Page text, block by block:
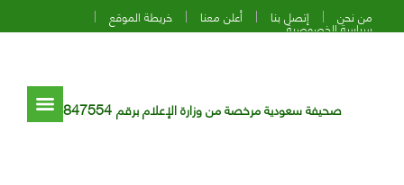
من نحن إتصل بنا أعلن معنا خريطة الموقع
سياسة الخصوصية
صحيفة سعودية مرخصة من وزارة الإعلام برقم 847554